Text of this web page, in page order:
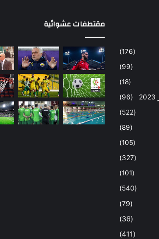
(176)
(99)
(18)
(96)
(522)
(89)
(105)
(327)
(101)
(540)
(79)
(36)
(411)
مقتطفات عشوائية